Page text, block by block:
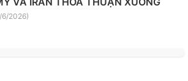
6/2026)